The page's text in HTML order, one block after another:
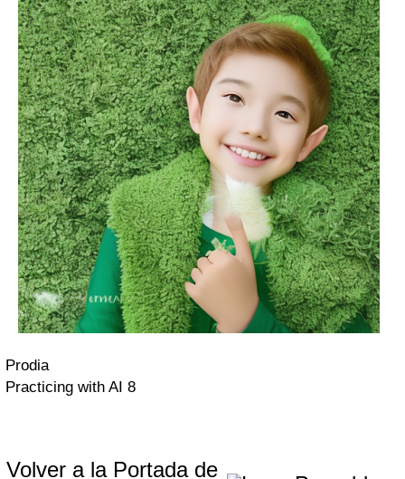
Prodia
Practicing with AI 8
Volver a la Portada de